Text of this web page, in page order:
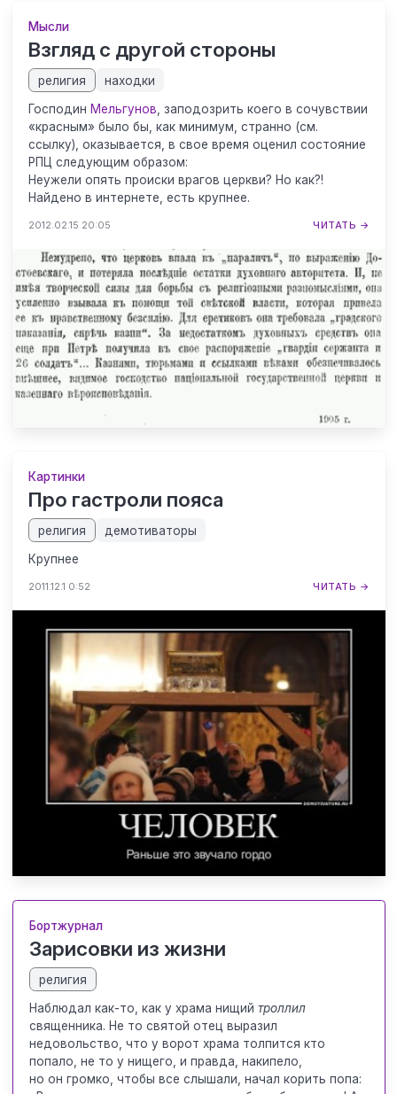
Мысли
Взгляд с другой стороны
религия находки
Господин Мельгунов, заподозрить коего в сочувствии
«красным» было бы, как минимум, странно (см.
ссылку), оказывается, в свое время оценил состояние
РПЦ следующим образом:
Неужели опять происки врагов церкви? Но как?!
Найдено в интернете, есть крупнее.
2012.02.15 20:05 ЧИТАТЬ →
Картинки
Про гастроли пояса
религия демотиваторы
Крупнее
2011.12.1 0:52 ЧИТАТЬ →
Бортжурнал
Зарисовки из жизни
религия
Наблюдал как-то, как у храма нищий троллил
священника. Не то святой отец выразил
недовольство, что у ворот храма толпится кто
попало, не то у нищего, и правда, накипело,
но он громко, чтобы все слышали, начал корить попа: